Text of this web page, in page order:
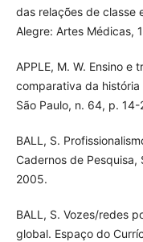
das relações de classe
Alegre: Artes Médicas,
APPLE, M. W. Ensino e
comparativa da história
São Paulo, n. 64, p.
BALL, S.
Cadernos de
2005.
BALL, S. Vozes/redes
global. Espaço do